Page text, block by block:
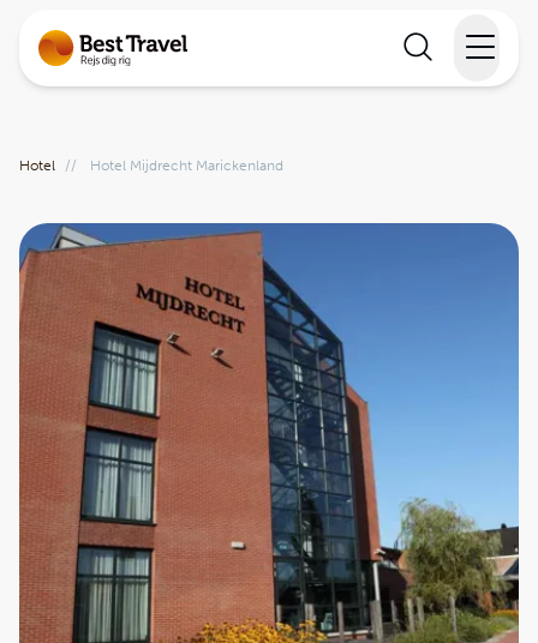
Rejsekalender
Inspiration
Information
Min Rejse
Hotel // Hotel Mijdrecht Marickenland